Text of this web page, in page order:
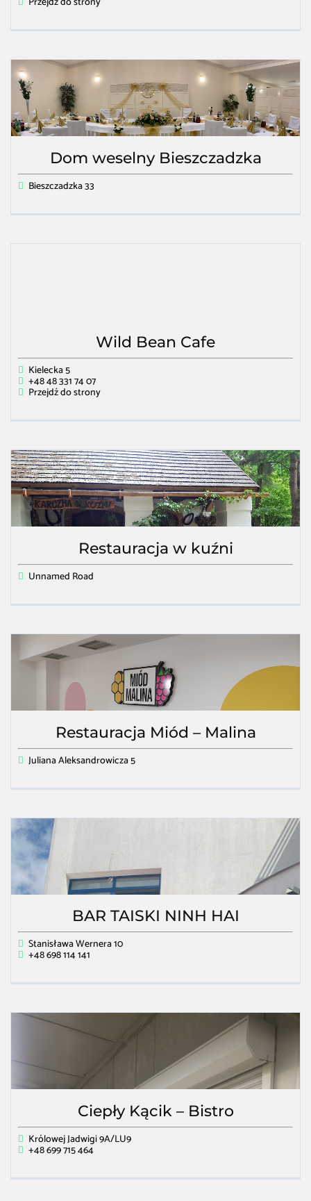
Dom weselny Bieszczadzka
Bieszczadzka 33
Wild Bean Cafe
Kielecka 5
+48 48 331 74 07
Przejdź do strony
Restauracja w kuźni
Unnamed Road
Restauracja Miód – Malina
Juliana Aleksandrowicza 5
BAR TAISKI NINH HAI
Stanisława Wernera 10
+48 698 114 141
Ciepły Kącik – Bistro
Królowej Jadwigi 9A/LU9
+48 699 715 464